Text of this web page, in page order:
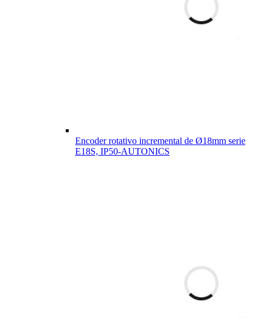
Encoder rotativo incremental de Ø18mm serie
E18S, IP50-AUTONICS